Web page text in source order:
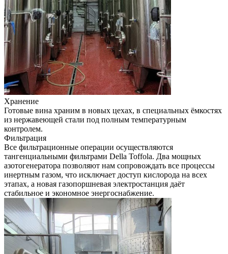
Хранение
Готовые вина храним в новых цехах, в специальных ёмкостях
из нержавеющей стали под полным температурным
контролем.
Фильтрация
Все фильтрационные операции осуществляются
тангенциальными фильтрами Della Toffola. Два мощных
азотогенератора позволяют нам сопровождать все процессы
инертным газом, что исключает доступ кислорода на всех
этапах, а новая газопоршневая электростанция даёт
стабильное и экономное энергоснабжение.